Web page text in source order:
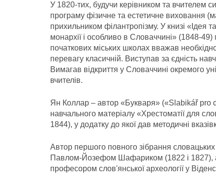
У 1820-тих, будучи керівником та вчителем
програму фізичне та естетичне виховання
прихильником філантропізму. У книзі «Ідея
монархії і особливо в Словаччині» (1848-
початкових міських школах вважав
перевагу класичній. Виступав за єдність
Вимагав відкриття у Словаччині окремого
вчителів.
Ян Коллар – автор «Букваря» («Slabikář pro
навчального матеріалу «Хрестоматії для
1844), у додатку до якої дав методичні
Автор першого повного зібрання
Павлом-Йозефом Шафариком (1822 і 1827),
професором слов'янської археології у